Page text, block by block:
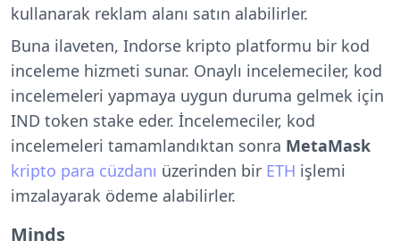
kullanarak reklam alanı satın alabilirler.
Buna ilaveten, Indorse kripto platformu bir kod
inceleme hizmeti sunar. Onaylı incelemeciler, kod
incelemeleri yapmaya uygun duruma gelmek için
IND token stake eder. İncelemeciler, kod
incelemeleri tamamlandıktan sonra MetaMask
kripto para cüzdanı üzerinden bir ETH işlemi
imzalayarak ödeme alabilirler.
Minds